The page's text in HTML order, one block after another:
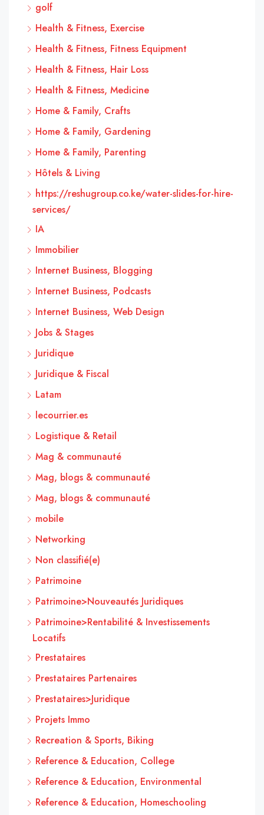
golf
Health & Fitness, Exercise
Health & Fitness, Fitness Equipment
Health & Fitness, Hair Loss
Health & Fitness, Medicine
Home & Family, Crafts
Home & Family, Gardening
Home & Family, Parenting
Hôtels & Living
https://reshugroup.co.ke/water-slides-for-hire-
services/
IA
Immobilier
Internet Business, Blogging
Internet Business, Podcasts
Internet Business, Web Design
Jobs & Stages
Juridique
Juridique & Fiscal
Latam
lecourrier.es
Logistique & Retail
Mag & communauté
Mag, blogs & communauté
Mag, blogs & communauté
mobile
Networking
Non classifié(e)
Patrimoine
Patrimoine>Nouveautés Juridiques
Patrimoine>Rentabilité & Investissements
Locatifs
Prestataires
Prestataires Partenaires
Prestataires>Juridique
Projets Immo
Recreation & Sports, Biking
Reference & Education, College
Reference & Education, Environmental
Reference & Education, Homeschooling